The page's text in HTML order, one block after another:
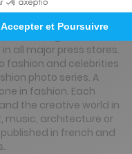
littérature. Crash est
française et
magazine
all major press stores.
fashion and celebrities
photo series. A
in fashion. Each
the creative world in
music, architecture or
in french and